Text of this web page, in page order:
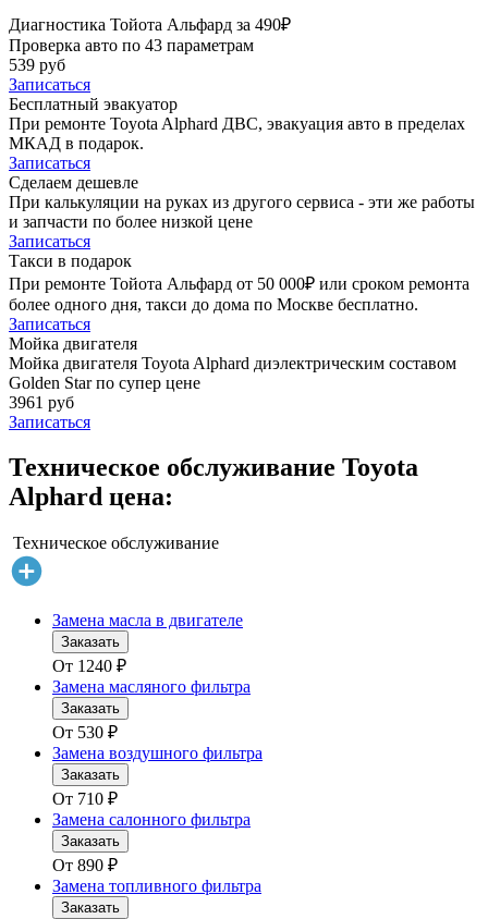
Диагностика Тойота Альфард за 490₽
Проверка авто по 43 параметрам
539 руб
Записаться
Бесплатный эвакуатор
При ремонте Toyota Alphard ДВС, эвакуация авто в пределах
МКАД в подарок.
Записаться
Сделаем дешевле
При калькуляции на руках из другого сервиса - эти же работы
и запчасти по более низкой цене
Записаться
Такси в подарок
При ремонте Тойота Альфард от 50 000₽ или сроком ремонта
более одного дня, такси до дома по Москве бесплатно.
Записаться
Мойка двигателя
Мойка двигателя Toyota Alphard диэлектрическим составом
Golden Star по супер цене
3961 руб
Записаться
Техническое обслуживание Toyota
Alphard цена:
Техническое обслуживание
Замена масла в двигателе
Заказать
От 1240 ₽
Замена масляного фильтра
Заказать
От 530 ₽
Замена воздушного фильтра
Заказать
От 710 ₽
Замена салонного фильтра
Заказать
От 890 ₽
Замена топливного фильтра
Заказать